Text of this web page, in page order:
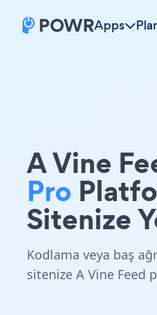
Apps
A Vine
Pro
Sitenize
Kodlama veya baş
sitenize A Vine Feed